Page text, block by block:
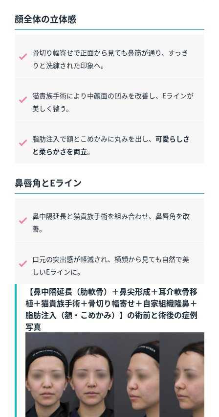
顔全体の立体感
骨切り幅寄せで正面から見ても鼻筋が通り、すっき
りと洗練された印象へ。
猫貴族手術により中顔面の凹みを改善し、Eラインが
美しく整う。
脂肪注入で額とこめかみに丸みを出し、 可愛らしさ
と柔らかさを両立。
鼻唇角とEライン
鼻中隔延長と猫貴族手術を組み合わせ、鼻唇角を改
善。
口元の突出感が軽減され、横顔から見ても自然で美
しいEラインに。
【鼻中隔延長（肋軟骨）＋鼻尖形成＋耳介軟骨移
植＋猫貴族手術＋骨切り幅寄せ＋自家組織隆鼻＋
脂肪注入（額・こめかみ）】の術前と術後の症例
写真